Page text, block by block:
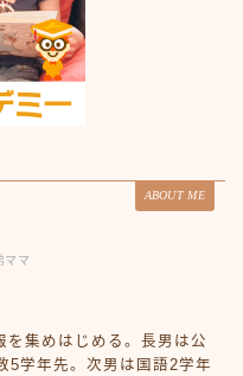
ABOUT ME
ママ
集めはじめる。長男は公
5学年先。次男は国語2学年